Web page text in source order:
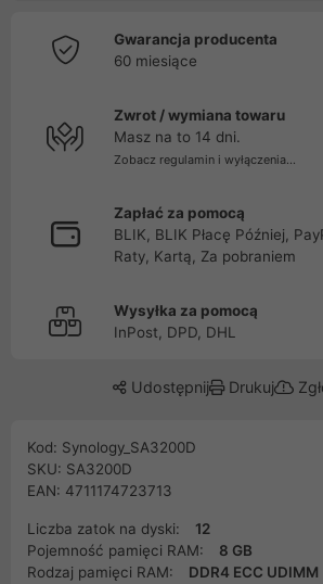
Gwarancja producenta
60 miesiące
Zwrot / wymiana towaru
Masz na to 14 dni.
Zobacz regulamin i wyłączenia...
Zapłać za pomocą
BLIK, BLIK Płacę Później,
Raty, Kartą, Za pobraniem
Wysyłka za pomocą
InPost, DPD, DHL
Udostępnij Drukuj
Kod: Synology_SA3200D
SKU: SA3200D
EAN: 4711174723713
Liczba zatok na dyski:
12
Pojemność pamięci RAM:
8 GB
Rodzaj pamięci RAM:
DDR4 ECC UDIMM